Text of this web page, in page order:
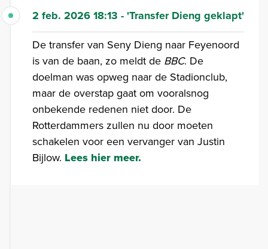
2 feb. 2026 18:13 - 'Transfer Dieng geklapt'
De transfer van Seny Dieng naar Feyenoord
is van de baan, zo meldt de BBC. De
doelman was opweg naar de Stadionclub,
maar de overstap gaat om vooralsnog
onbekende redenen niet door. De
Rotterdammers zullen nu door moeten
schakelen voor een vervanger van Justin
Bijlow. Lees hier meer.